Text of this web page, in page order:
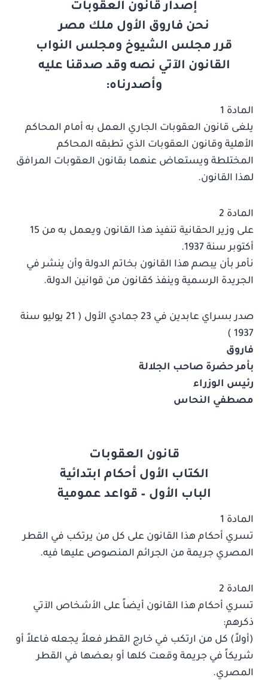
إصدار قانون العقوبات
نحن فاروق الأول ملك مصر
قرر مجلس الشيوخ ومجلس النواب
القانون الآتي نصه وقد صدقنا عليه
وأصدرناه:
المادة 1
يلغى قانون العقوبات الجاري العمل به أمام المحاكم
الأهلية وقانون العقوبات الذي تطبقه المحاكم
المختلطة ويستعاض عنهما بقانون العقوبات المرافق
لهذا القانون.
المادة 2
على وزير الحقانية تنفيذ هذا القانون ويعمل به من 15
أكتوبر سنة 1937.
نأمر بأن يبصم هذا القانون بخاتم الدولة وأن ينشر في
الجريدة الرسمية وينفذ كقانون من قوانين الدولة.
صدر بسراي عابدين في 23 جمادي الأول ( 21 يوليو سنة
1937 )
فاروق
بأمر حضرة صاحب الجلالة
رئيس الوزراء
مصطفي النحاس
قانون العقوبات
الكتاب الأول أحكام ابتدائية
الباب الأول – قواعد عمومية
المادة 1
تسري أحكام هذا القانون على كل من يرتكب في القطر
المصري جريمة من الجرائم المنصوص عليها فيه.
المادة 2
تسري أحكام هذا القانون أيضاً على الأشخاص الآتي
ذكرهم:
(أولاً) كل من ارتكب في خارج القطر فعلاً يجعله فاعلاً أو
شريكاً في جريمة وقعت كلها أو بعضها في القطر
المصري.